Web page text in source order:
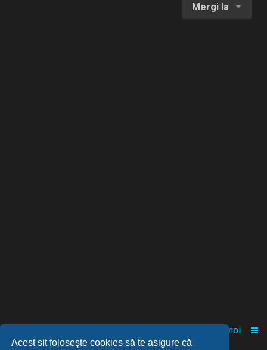
Acest sit foloseşte cookies să te asigure că
Mergi la
Despre noi